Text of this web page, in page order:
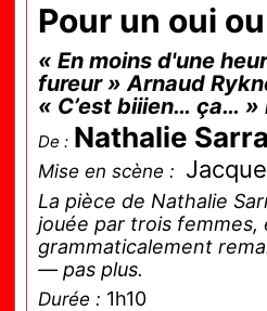
Pour un oui
« En moins d'une
fureur » Arnaud
« C’est biiien… ça…
De : Nathalie
Mise en scène :
La pièce de Nathalie Sarraute, a été écrite pour
jouée par trois
grammaticalement
— pas plus.
Durée : 1h10